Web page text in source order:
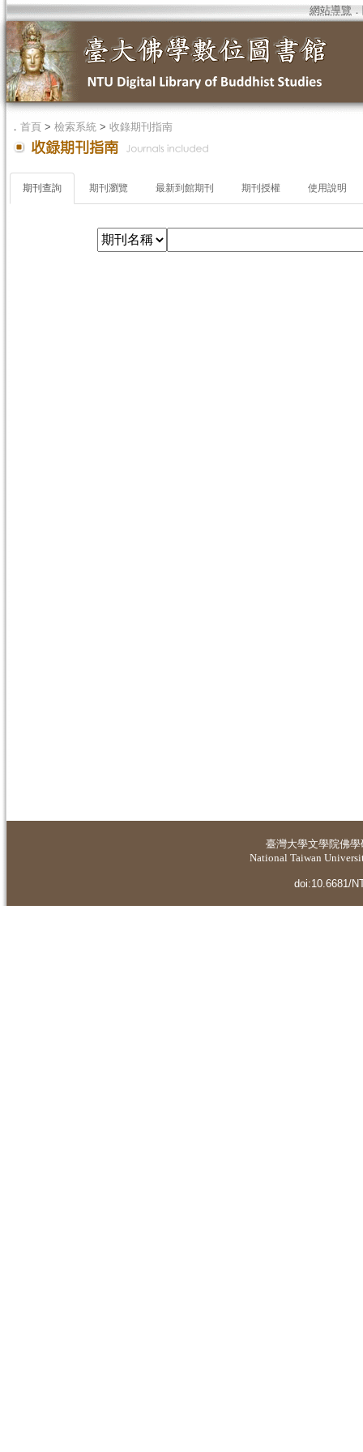
網站導覽 ．
． 首頁 > 檢索系統 > 收錄期刊指南
期刊查詢 期刊瀏覽 最新到館期刊 期刊授權 使用說明
臺灣大學文學院佛
National Taiwan
doi:10.6681/